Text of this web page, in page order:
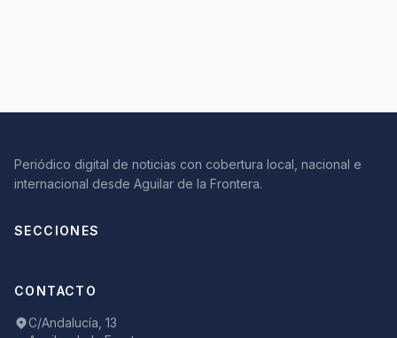
Periódico digital de noticias con cobertura local, nacional e
internacional desde Aguilar de la Frontera.
SECCIONES
CONTACTO
C/Andalucía, 13